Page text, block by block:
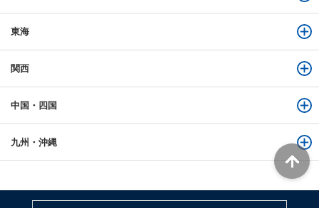
東海
関西
中国・四国
九州・沖縄